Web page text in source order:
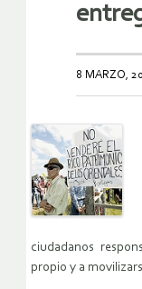
8 MARZO,
ciudadanos
propio y a